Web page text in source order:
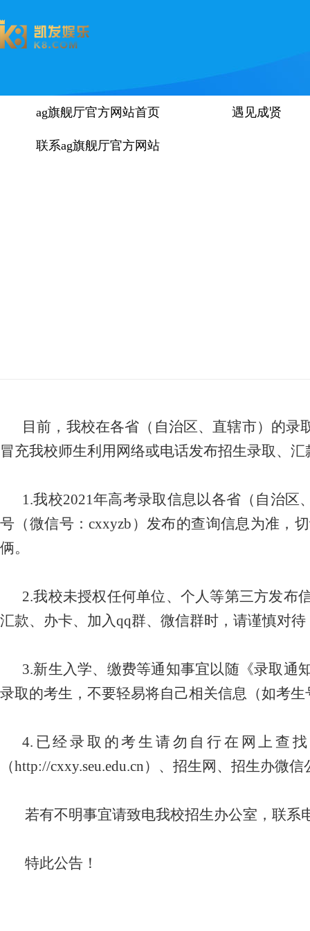
ag旗舰厅官方网站首页 遇见成贤
联系ag旗舰厅官方网站
目前，我校在各省（自治区、直辖市）的
冒充我校师生利用网络或电话发布招生录取、
1.我校2021年高考录取信息以各省（自治
号（微信号：cxxyzb）发布的查询信息为准，
俩。
2.我校未授权任何单位、个人等第三方发布
汇款、办卡、加入qq群、微信群时，请谨慎对
3.新生入学、缴费等通知事宜以随《录取通
录取的考生，不要轻易将自己相关信息（如考
4.已经录取的考生请勿自行在网上查
（http://cxxy.seu.edu.cn）、招生网、招生办微
若有不明事宜请致电我校招生办公室，联系
特此公告！